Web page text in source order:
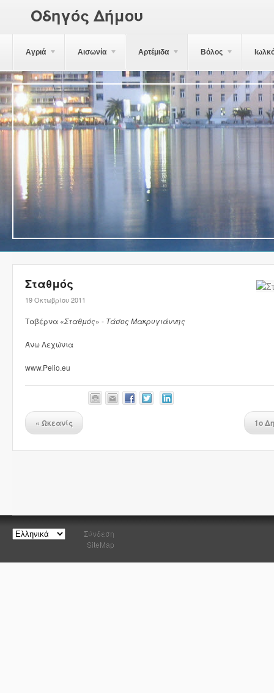
Οδηγός Δήμου
Αγριά Αισωνία Αρτέμιδα Βόλος
Σταθμός
19 Οκτωβρίου 2011
Ταβέρνα «Σταθμός» - Τάσος Μακρυγιάννης
Άνω Λεχώνια
www.Pelio.eu
« Ωκεανίς 1ο
Σύνδεση
SiteMap